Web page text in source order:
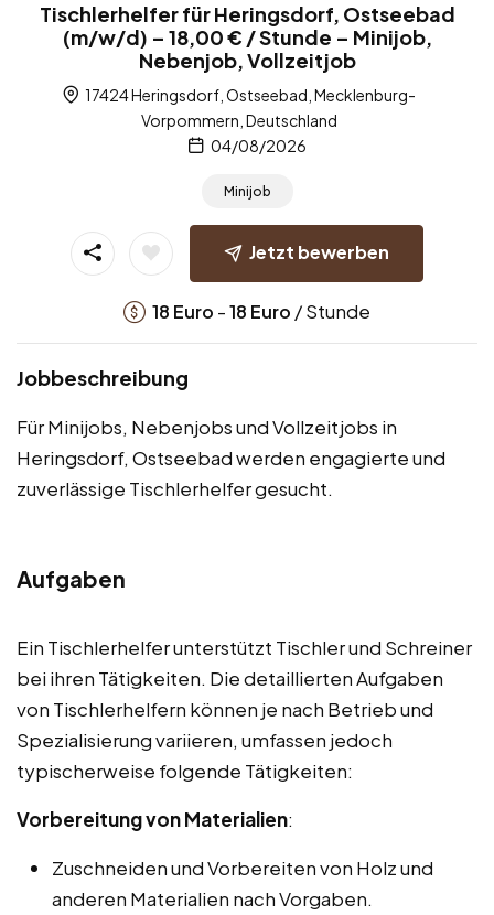
Tischlerhelfer für Heringsdorf, Ostseebad
(m/w/d) – 18,00 € / Stunde – Minijob,
Nebenjob, Vollzeitjob
17424 Heringsdorf, Ostseebad, Mecklenburg-
Vorpommern, Deutschland
04/08/2026
Minijob
Jetzt bewerben
18 Euro -18 Euro / Stunde
Jobbeschreibung
Für Minijobs, Nebenjobs und Vollzeitjobs in
Heringsdorf, Ostseebad werden engagierte und
zuverlässige Tischlerhelfer gesucht.
Aufgaben
Ein Tischlerhelfer unterstützt Tischler und Schreiner
bei ihren Tätigkeiten. Die detaillierten Aufgaben
von Tischlerhelfern können je nach Betrieb und
Spezialisierung variieren, umfassen jedoch
typischerweise folgende Tätigkeiten:
Vorbereitung von Materialien:
Zuschneiden und Vorbereiten von Holz und
anderen Materialien nach Vorgaben.